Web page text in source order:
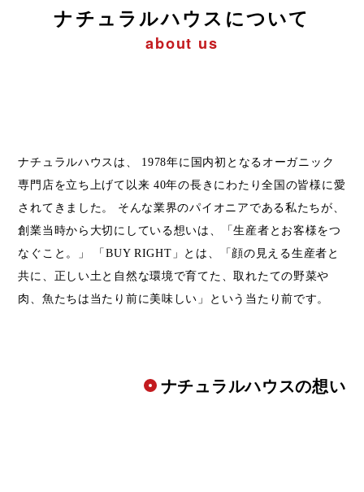
ナチュラルハウスについて
about us
ナチュラルハウスは、 1978年に国内初となるオーガニック
専門店を立ち上げて以来 40年の長きにわたり全国の皆様に愛
されてきました。 そんな業界のパイオニアである私たちが、
創業当時から大切にしている想いは、「生産者とお客様をつ
なぐこと。」 「BUY RIGHT」とは、「顔の見える生産者と
共に、正しい土と自然な環境で育てた、取れたての野菜や
肉、魚たちは当たり前に美味しい」という当たり前です。
ナチュラルハウスの想い